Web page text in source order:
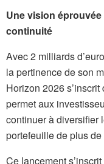
Une vision
continuité
Avec 2 milliards
la pertinence de son
Horizon 2026
permet aux
continuer à diversifier
portefeuille de plus
Ce lancement